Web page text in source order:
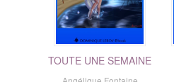
TOUTE UNE SEMAINE